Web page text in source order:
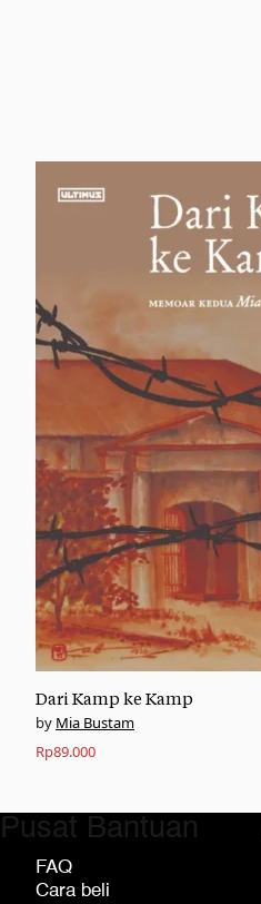
Dari Kamp ke Kamp
Mia Bustam
Rp89.000
Pusat Bantuan
FAQ
Cara beli